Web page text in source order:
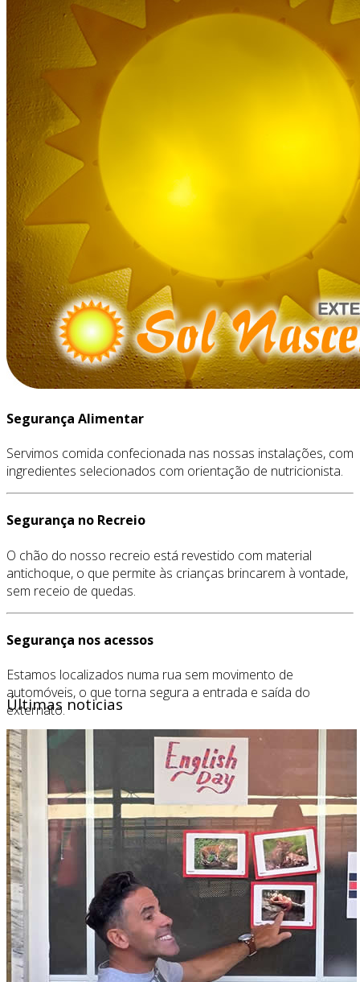
Segurança Alimentar
Servimos comida confecionada nas nossas instalações, com
ingredientes selecionados com orientação de nutricionista.
Segurança no Recreio
O chão do nosso recreio está revestido com material
antichoque, o que permite às crianças brincarem à vontade,
sem receio de quedas.
Segurança nos acessos
Estamos localizados numa rua sem movimento de
automóveis, o que torna segura a entrada e saída do
externato.
Últimas noticias